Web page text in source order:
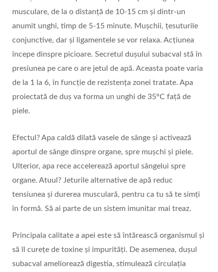
musculare, de la o distanță de 10-15 cm și dintr-un
anumit unghi, timp de 5-15 minute. Mușchii, țesuturile
conjunctive, dar și ligamentele se vor relaxa. Acțiunea
începe dinspre picioare. Secretul dușului subacval stă în
presiunea pe care o are jetul de apă. Aceasta poate varia
de la 1 la 6, în funcție de rezistența zonei tratate. Apa
proiectată de duș va forma un unghi de 35°C față de
piele.
Efectul? Apa caldă dilată vasele de sânge și activează
aportul de sânge dinspre organe, spre mușchi și piele.
Ulterior, apa rece accelerează aportul sângelui spre
organe. Atuul? Jeturile alternative de apă reduc
tensiunea și durerea musculară, pentru ca tu să te simți
în formă. Să ai parte de un sistem imunitar mai treaz.
Principala calitate a apei este să întărească organismul și
să îl curețe de toxine și impurități. De asemenea, dușul
subacval ameliorează digestia, stimulează circulația